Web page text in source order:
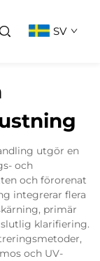
SV
utgör en
och
och förorenat
integrerar flera
primär
klarifiering.
och UV-